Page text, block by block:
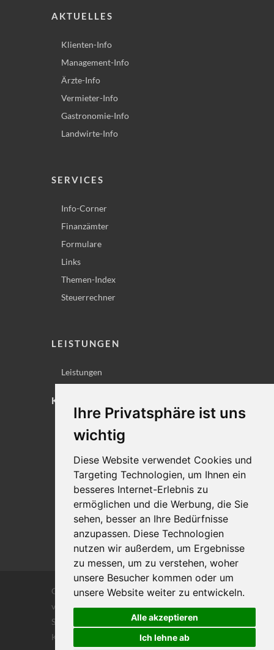
Ihre Privatsphäre ist uns
wichtig
Diese Website verwendet Cookies und
Targeting Technologien, um Ihnen ein
besseres Internet-Erlebnis zu
ermöglichen und die Werbung, die Sie
sehen, besser an Ihre Bedürfnisse
anzupassen. Diese Technologien
nutzen wir außerdem, um Ergebnisse
zu messen, um zu verstehen, woher
unsere Besucher kommen oder um
unsere Website weiter zu entwickeln.
Alle akzeptieren
Ich lehne ab
AKTUELLES
Klienten-Info
Management-Info
Ärzte-Info
Vermieter-Info
Gastronomie-Info
Landwirte-Info
SERVICES
Info-Corner
Finanzämter
Formulare
Links
Themen-Index
Steuerrechner
LEISTUNGEN
Leistungen
KONTAKT
Lageplan
Datenschutz
Cookie-Einstellungen
Copyrights © 2026 Alle Rechte vorbehalten
von DILIGENTIA Wirtschaftsprüfung- und
Steuerberatungsgesellschaft m.b. H. und Co
KG